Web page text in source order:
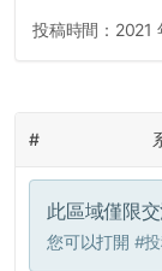
投稿時間： 2021
#
此區域僅限
您可以打開 #